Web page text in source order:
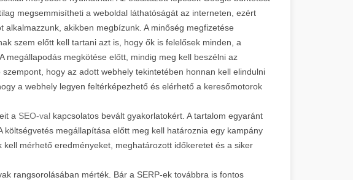
megsemmisítheti a weboldal láthatóságát az interneten, ezért
alkalmazzunk, akikben megbízunk. A minőség megfizetése
szem előtt kell tartani azt is, hogy ők is felelősek minden, a
megállapodás megkötése előtt, mindig meg kell beszélni az
hogy az adott webhely tekintetében honnan kell elindulni
a webhely legyen feltérképezhető és elérhető a keresőmotorok
a SEO-val kapcsolatos bevált gyakorlatokért. A tartalom egyaránt
költségvetés megállapítása előtt meg kell határoznia egy kampány
kell mérhető eredményeket, meghatározott időkeretet és a siker
rangsorolásában mérték. Bár a SERP-ek továbbra is fontos